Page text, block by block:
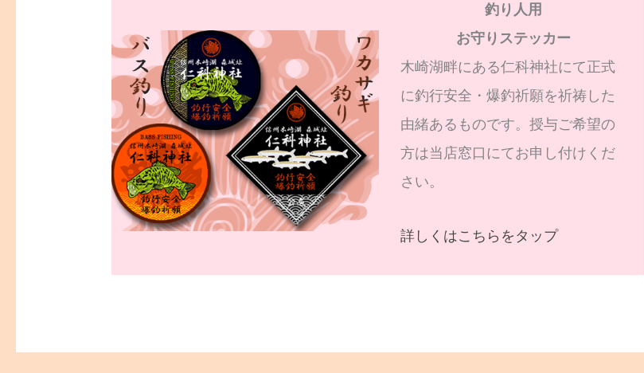
釣り人用
お守りステッカー
木崎湖畔にある仁科神社にて正式
に釣行安全・爆釣祈願を祈祷した
由緒あるものです。授与ご希望の
方は当店窓口にてお申し付けくだ
さい。
詳しくはこちらをタップ